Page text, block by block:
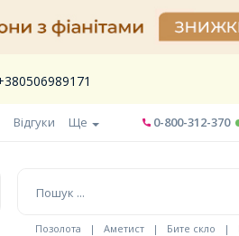
Відгуки Ще 0-800-312-370
Позолота | Аметист | Бите скло |